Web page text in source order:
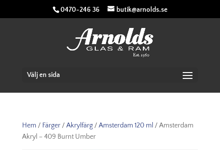
0470-246 36 butik@arnolds.se
Välj en sida
Hem / Färger/Akrylfärg/Amsterdam 120 ml / Amsterdam
Akryl – 409 Burnt Umber